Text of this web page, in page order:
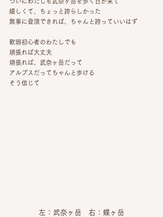
嬉しくて、ちょっと誇らしかった
無事に登頂できれば、ちゃんと誇っていいはず
軟弱初心者のわたしでも
頑張れば大丈夫
頑張れば、武奈ヶ岳だって
アルプスだってちゃんと歩ける
そう信じて
左：武奈ヶ岳　右：蝶ヶ岳